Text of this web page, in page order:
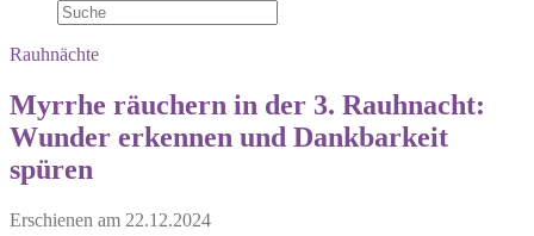
Rauhnächte
Myrrhe räuchern in der 3. Rauhnacht:
Wunder erkennen und Dankbarkeit
spüren
Erschienen am 22.12.2024